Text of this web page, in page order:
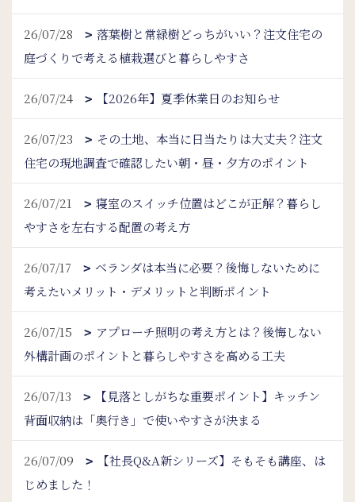
26/07/28
落葉樹と常緑樹どっちがいい？注文住宅の
庭づくりで考える植栽選びと暮らしやすさ
26/07/24 【2026年】夏季休業日のお知らせ
26/07/23
その土地、本当に日当たりは大丈夫？注文
住宅の現地調査で確認したい朝・昼・夕方のポイント
26/07/21
寝室のスイッチ位置はどこが正解？暮らし
やすさを左右する配置の考え方
26/07/17
ベランダは本当に必要？後悔しないために
考えたいメリット・デメリットと判断ポイント
26/07/15
アプローチ照明の考え方とは？後悔しない
外構計画のポイントと暮らしやすさを高める工夫
26/07/13
【見落としがちな重要ポイント】キッチン
背面収納は「奥行き」で使いやすさが決まる
26/07/09
【社長Q&A新シリーズ】そもそも講座、は
じめました！